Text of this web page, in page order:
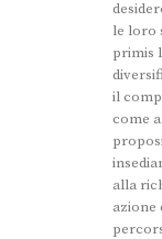
le loro
primis
il
come
alla
azione